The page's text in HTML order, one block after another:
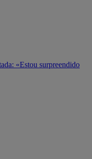
«Estou surpreendido